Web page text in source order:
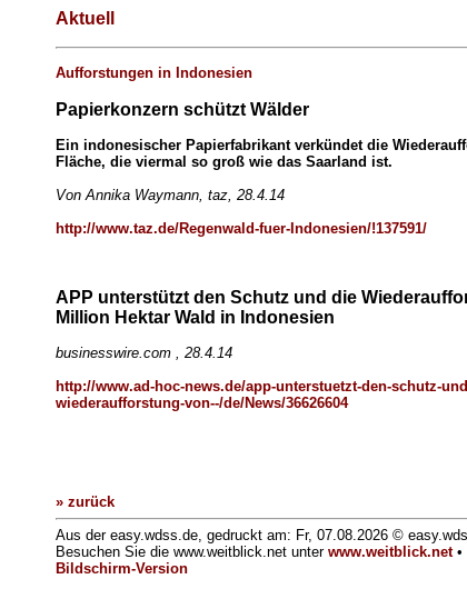
Aktuell
Aufforstungen in Indonesien
Papierkonzern schützt Wälder
Ein indonesischer Papierfabrikant verkündet die
Fläche, die viermal so groß wie das Saarland ist.
Von Annika Waymann, taz, 28.4.14
http://www.taz.de/Regenwald-fuer-Indonesien/!137591/
APP unterstützt den Schutz und die
Million Hektar Wald in Indonesien
businesswire.com , 28.4.14
http://www.ad-hoc-news.de/app-unterstuetzt-den-schutz-
wiederaufforstung-von--/de/News/36626604
» zurück
Aus der easy.wdss.de, gedruckt am: Fr, 07.08.2026 ©
Besuchen Sie die www.weitblick.net unter www.weitblick.net•
Bildschirm-Version